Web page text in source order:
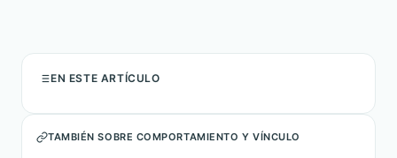
EN ESTE ARTÍCULO
TAMBIÉN SOBRE COMPORTAMIENTO Y VÍNCULO